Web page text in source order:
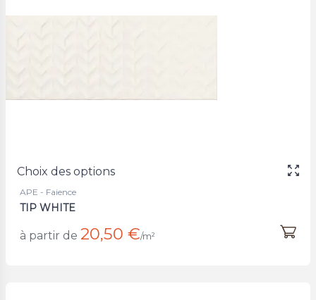
Choix des options
APE - Faience
TIP WHITE
à partir de 20,50 €/m²